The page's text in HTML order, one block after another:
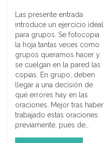
Las presente entrada
introduce un ejercicio ideal
para grupos. Se fotocopia
la hoja tantas veces como
grupos queramos hacer y
se cuelgan en la pared las
copias. En grupo, deben
llegar a una decisión de
qué errores hay en las
oraciones. Mejor tras haber
trabajado estas oraciones
previamente, pues de…